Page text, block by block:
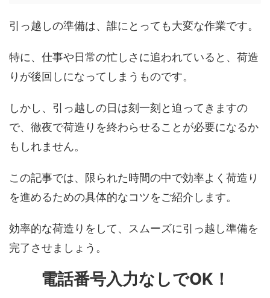
引っ越しの準備は、誰にとっても大変な作業です。
特に、仕事や日常の忙しさに追われていると、荷造
りが後回しになってしまうものです。
しかし、引っ越しの日は刻一刻と迫ってきますの
で、徹夜で荷造りを終わらせることが必要になるか
もしれません。
この記事では、限られた時間の中で効率よく荷造り
を進めるための具体的なコツをご紹介します。
効率的な荷造りをして、スムーズに引っ越し準備を
完了させましょう。
電話番号入力なしでOK！